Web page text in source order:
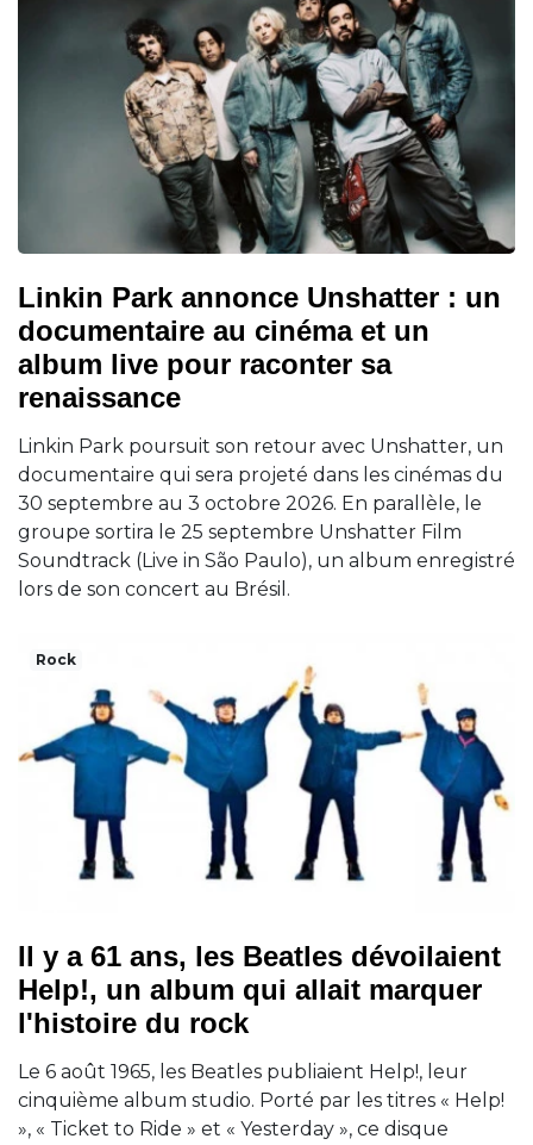
Linkin Park annonce Unshatter : un
documentaire au cinéma et un
album live pour raconter sa
renaissance
Linkin Park poursuit son retour avec Unshatter, un
documentaire qui sera projeté dans les cinémas du
30 septembre au 3 octobre 2026. En parallèle, le
groupe sortira le 25 septembre Unshatter Film
Soundtrack (Live in São Paulo), un album enregistré
lors de son concert au Brésil.
Rock
Il y a 61 ans, les Beatles dévoilaient
Help!, un album qui allait marquer
l'histoire du rock
Le 6 août 1965, les Beatles publiaient Help!, leur
cinquième album studio. Porté par les titres « Help!
», « Ticket to Ride » et « Yesterday », ce disque